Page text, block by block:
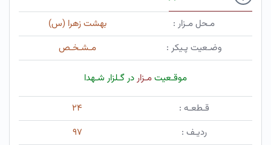
مـحل مـزار :
بهشت زهرا (س)
وضـعیت پـیکر :
مـشـخـص
موقـعیتمـزاردر گـلزار شـهدا
قـطعـه :
۲۴
ردیـف :
۹۷